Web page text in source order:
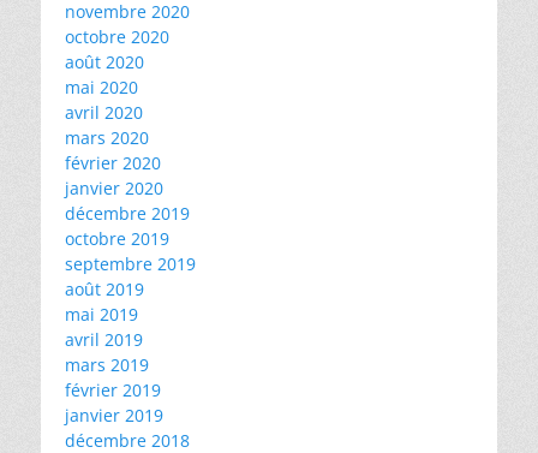
novembre 2020
octobre 2020
août 2020
mai 2020
avril 2020
mars 2020
février 2020
janvier 2020
décembre 2019
octobre 2019
septembre 2019
août 2019
mai 2019
avril 2019
mars 2019
février 2019
janvier 2019
décembre 2018